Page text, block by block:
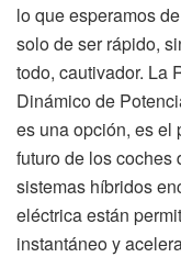
lo que esperamos
solo de ser rápido,
todo, cautivador. La
Dinámico de
es una opción, es el
futuro de los coches
sistemas híbridos
eléctrica están
instantáneo y